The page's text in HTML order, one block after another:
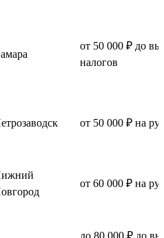
от 50 000 ₽ до
налогов
от 50 000 ₽ на
от 60 000 ₽ на
до 80 000 ₽ до